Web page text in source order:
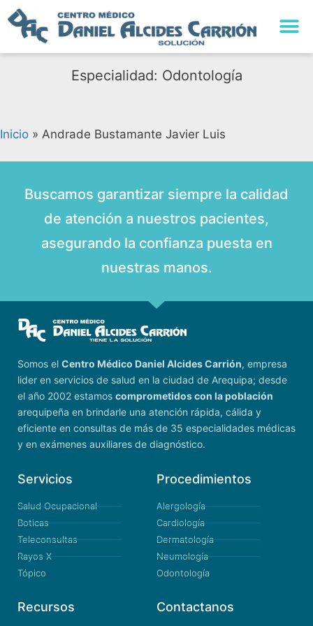
Especialidad: Odontología
Inicio » Andrade Bustamante Javier Luis
Buscamos garantizar siempre la calidad
de atención a nuestros pacientes,
asegurando la confianza puesta en
nuestras manos.
Somos el Centro Médico Daniel Alcides Carrión, empresa
lider en servicios de salud en la ciudad de Arequipa; desde
el año 2002 estamos comprometidos con la población
arequipeña en brindarle una atención rápida, cálida y
eficiente en consultas de más de 35 especialidades médicas
y en exámenes auxiliares de diagnóstico.
Servicios
Salud Ocupacional
Boticas
Teleconsultas
Rayos X
Tópico
Procedimientos
Alergología
Cardiología
Dermatología
Neumología
Odontología
Recursos Contactanos